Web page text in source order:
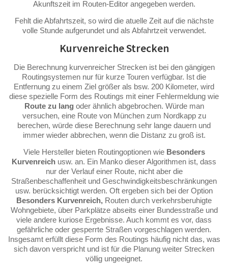
Akunftszeit im Routen-Editor angegeben werden.
Fehlt die Abfahrtszeit, so wird die atuelle Zeit auf die nächste
volle Stunde aufgerundet und als Abfahrtzeit verwendet.
Kurvenreiche Strecken
Die Berechnung kurvenreicher Strecken ist bei den gängigen
Routingsystemen nur für kurze Touren verfügbar. Ist die
Entfernung zu einem Ziel größer als bsw. 200 Kilometer, wird
diese spezielle Form des Routings mit einer Fehlermeldung wie
Route zu lang oder ähnlich abgebrochen. Würde man
versuchen, eine Route von München zum Nordkapp zu
berechen, würde diese Berechnung sehr lange dauern und
immer wieder abbrechen, wenn die Distanz zu groß ist.
Viele Hersteller bieten Routingoptionen wie Besonders
Kurvenreich usw. an. Ein Manko dieser Algorithmen ist, dass
nur der Verlauf einer Route, nicht aber die
Straßenbeschaffenheit und Geschwindigkeitsbeschränkungen
usw. berücksichtigt werden. Oft ergeben sich bei der Option
Besonders Kurvenreich, Routen durch verkehrsberuhigte
Wohngebiete, über Parkplätze abseits einer Bundesstraße und
viele andere kuriose Ergebnisse. Auch kommt es vor, dass
gefährliche oder gesperrte Straßen vorgeschlagen werden.
Insgesamt erfüllt diese Form des Routings häufig nicht das, was
sich davon verspricht und ist für die Planung weiter Strecken
völlig ungeeignet.